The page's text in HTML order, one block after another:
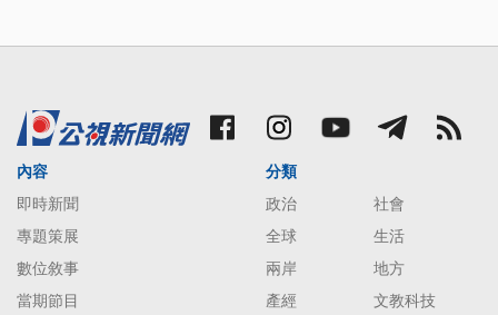
內容
即時新聞
專題策展
數位敘事
當期節目
分類
政治
社會
全球
生活
兩岸
地方
產經
文教科技